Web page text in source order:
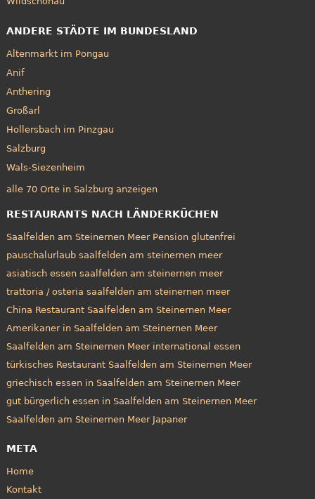
ANDERE STÄDTE IM BUNDESLAND
Altenmarkt im Pongau
Anif
Anthering
Großarl
Hollersbach im Pinzgau
Salzburg
Wals-Siezenheim
alle 70 Orte in Salzburg anzeigen
RESTAURANTS NACH LÄNDERKÜCHEN
Saalfelden am Steinernen Meer Pension glutenfrei
pauschalurlaub saalfelden am steinernen meer
asiatisch essen saalfelden am steinernen meer
trattoria / osteria saalfelden am steinernen meer
China Restaurant Saalfelden am Steinernen Meer
Amerikaner in Saalfelden am Steinernen Meer
Saalfelden am Steinernen Meer international essen
türkisches Restaurant Saalfelden am Steinernen Meer
griechisch essen in Saalfelden am Steinernen Meer
gut bürgerlich essen in Saalfelden am Steinernen Meer
Saalfelden am Steinernen Meer Japaner
META
Home
Kontakt